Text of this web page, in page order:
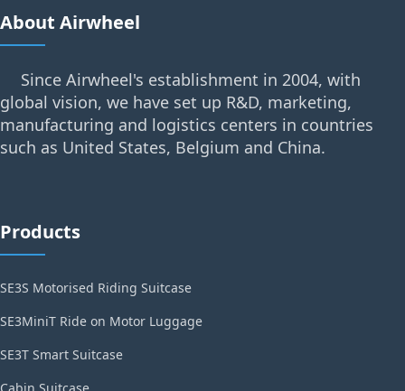
About Airwheel
Since Airwheel's establishment in 2004, with
global vision, we have set up R&D, marketing,
manufacturing and logistics centers in countries
such as United States, Belgium and China.
Products
SE3S Motorised Riding Suitcase
SE3MiniT Ride on Motor Luggage
SE3T Smart Suitcase